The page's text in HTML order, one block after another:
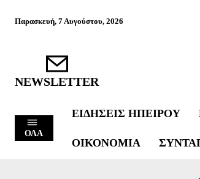
Παρασκευή, 7 Αυγούστου, 2026
NEWSLETTER
ΟΛΑ
ΕΙΔΉΣΕΙΣ ΗΠΕΊΡΟΥ
ΟΙΚΟΝΟΜΊΑ